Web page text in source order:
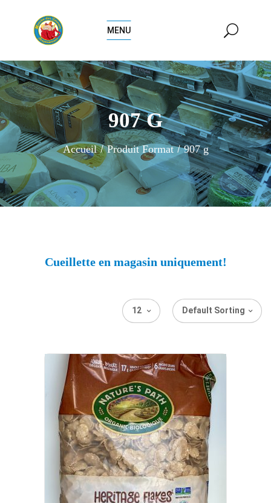
MENU
907 G
Accueil Produit Format 907 g
Cueillette en magasin uniquement!
Default Sorting
12